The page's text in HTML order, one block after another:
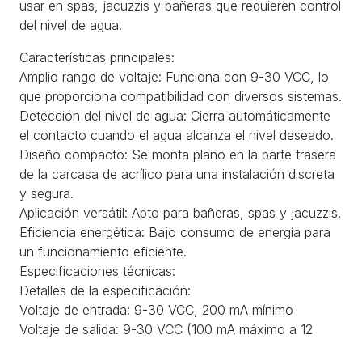
usar en spas, jacuzzis y bañeras que requieren control
del nivel de agua.
Características principales:
Amplio rango de voltaje: Funciona con 9-30 VCC, lo
que proporciona compatibilidad con diversos sistemas.
Detección del nivel de agua: Cierra automáticamente
el contacto cuando el agua alcanza el nivel deseado.
Diseño compacto: Se monta plano en la parte trasera
de la carcasa de acrílico para una instalación discreta
y segura.
Aplicación versátil: Apto para bañeras, spas y jacuzzis.
Eficiencia energética: Bajo consumo de energía para
un funcionamiento eficiente.
Especificaciones técnicas:
Detalles de la especificación:
Voltaje de entrada: 9-30 VCC, 200 mA mínimo
Voltaje de salida: 9-30 VCC (100 mA máximo a 12